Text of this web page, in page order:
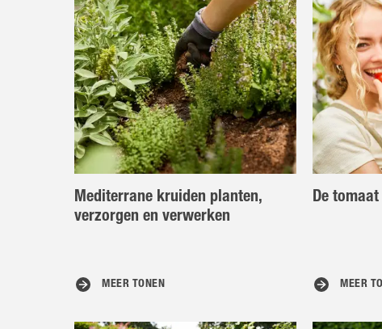
Mediterrane kruiden planten,
verzorgen en verwerken
MEER TONEN
De
MEER